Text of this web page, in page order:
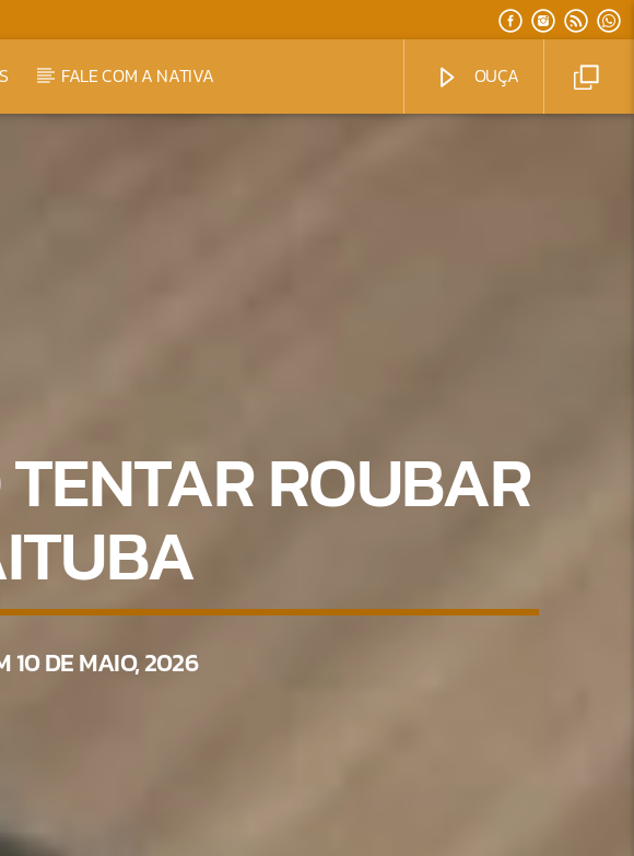
FALE COM A NATIVA OUÇA
ROUBAR
10 DE MAIO, 2026